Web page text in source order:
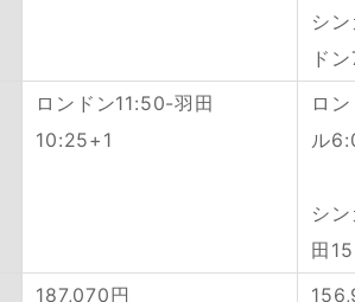
シ
ド
ロンドン11:50-羽田
10:25+1
ロ
ル
シ
田
187,070円